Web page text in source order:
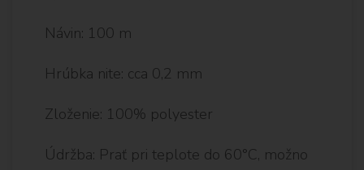
Návin: 100 m
Hrúbka nite: cca 0,2 mm
Zloženie: 100% polyester
Údržba: Prať pri teplote do 60°C, možno